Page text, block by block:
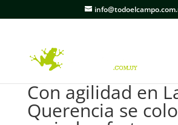
Con agilidad en
Querencia se